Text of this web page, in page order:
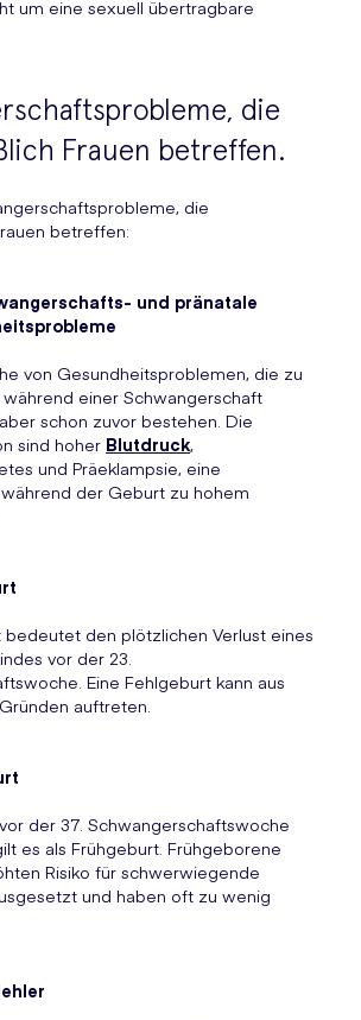
um eine sexuell übertragbare
die
Frauen betreffen.
die
betreffen:
und pränatale
von Gesundheitsproblemen, die zu
einer Schwangerschaft
schon zuvor bestehen. Die
sind hoher Blutdruck,
und Präeklampsie, eine
der Geburt zu hohem
bedeutet den plötzlichen Verlust eines
vor der 23.
Eine Fehlgeburt kann aus
auftreten.
der 37. Schwangerschaftswoche
es als Frühgeburt. Frühgeborene
Risiko für schwerwiegende
und haben oft zu wenig